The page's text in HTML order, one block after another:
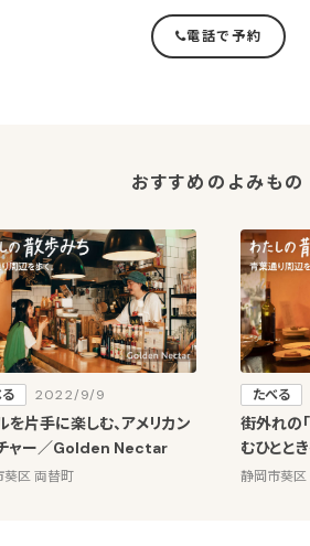
電話で予約
おすすめのよみもの
2022/9/9
を片手に楽しむ、アメリカン
ャー／Golden Nectar
葵区 両替町
たべる
街外れの
むひとと
静岡市葵区